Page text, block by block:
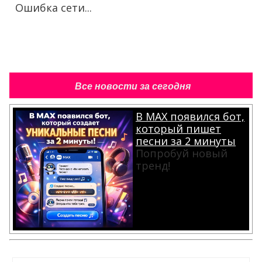
Ошибка сети...
Все новости за сегодня
В MAX появился бот,
который пишет
песни за 2 минуты
Попробуй новый
тренд!